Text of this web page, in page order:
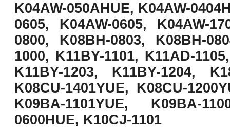
K04AW-050AHUE, K04AW-
0605, K04AW-0605, K04AW-
0800, K08BH-0803, K08BH-
1000, K11BY-1101, K11AD-
K11BY-1203, K11BY-1204,
K08CU-1401YUE, K08CU-
K09BA-1101YUE, K09BA-
0600HUE, K10CJ-1101